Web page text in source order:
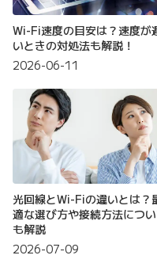
Wi-Fi速度の目安は？速度が
いときの対処法も解説！
2026-06-11
光回線とWi-Fiの違いとは？
適な選び方や接続方法につ
も解説
2026-07-09